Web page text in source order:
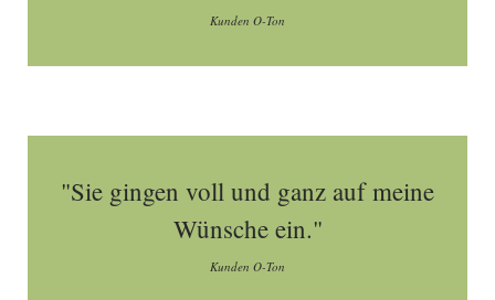
Kunden O-Ton
"Sie gingen voll und ganz auf meine
Wünsche ein."
Kunden O-Ton